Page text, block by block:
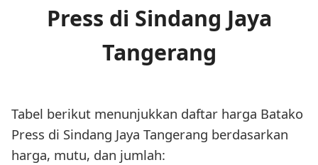
Press di Sindang Jaya
Tangerang
Tabel berikut menunjukkan daftar harga Batako
Press di Sindang Jaya Tangerang berdasarkan
harga, mutu, dan jumlah: